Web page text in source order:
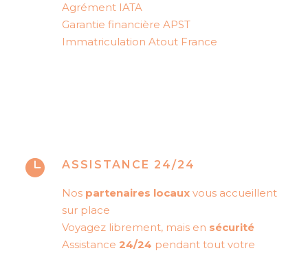
Agrément IATA
Garantie financière APST
Immatriculation Atout France
ASSISTANCE 24/24
Nos partenaires locaux vous accueillent
sur place
Voyagez librement, mais en sécurité
Assistance 24/24 pendant tout votre